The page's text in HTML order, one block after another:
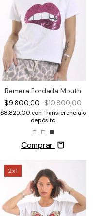
Remera Bordada Mouth
$9.800,00 $10.800,00
$8.820,00 con Transferencia o
depósito
Comprar
2x1